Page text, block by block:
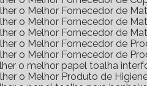
o Melhor Fornecedor de
o Melhor Fornecedor de
o Melhor Fornecedor de
o Melhor Fornecedor de
o Melhor Fornecedor de
o melhor papel toalha
o Melhor Produto de